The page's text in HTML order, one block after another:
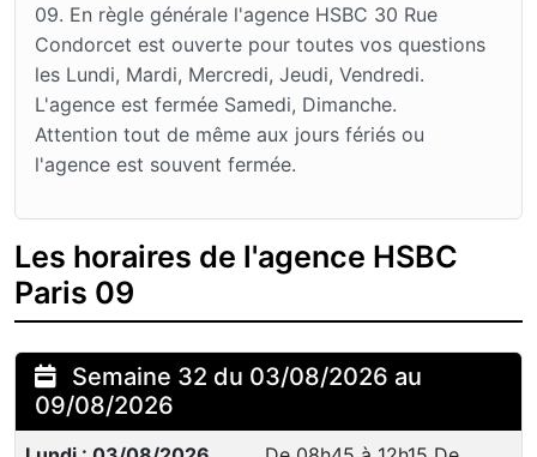
09. En règle générale l'agence HSBC 30 Rue
Condorcet est ouverte pour toutes vos questions
les Lundi, Mardi, Mercredi, Jeudi, Vendredi.
L'agence est fermée Samedi, Dimanche.
Attention tout de même aux jours fériés ou
l'agence est souvent fermée.
Les horaires de l'agence HSBC
Paris 09
Semaine 32 du 03/08/2026 au
09/08/2026